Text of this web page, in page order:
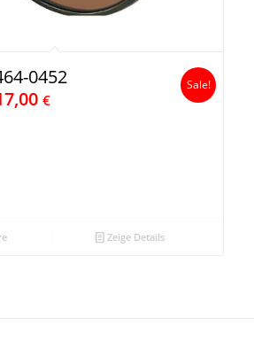
0452
€
Sale!
Zeige Details